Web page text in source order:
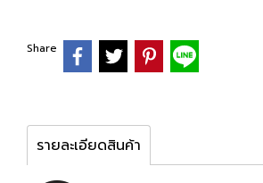
Share
รายละเอียดสินค้า